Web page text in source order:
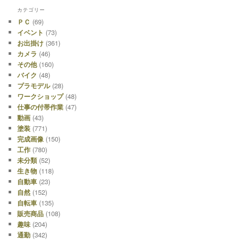
カテゴリー
ＰＣ (69)
イベント (73)
お出掛け (361)
カメラ (46)
その他(160)
バイク (48)
プラモデル(28)
ワークショップ(48)
仕事の付帯作業 (47)
動画 (43)
塗装 (771)
完成画像 (150)
工作 (780)
未分類(52)
生き物 (118)
自動車 (23)
自然 (152)
自転車 (135)
販売商品 (108)
趣味 (204)
通勤 (342)